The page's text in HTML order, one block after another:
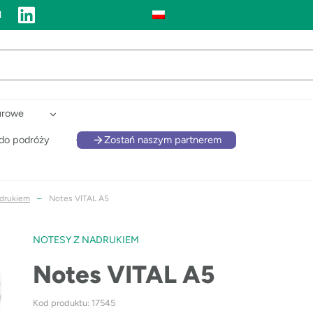
podróży Zostań naszym partnerem
– Notes VITAL A5
NOTESY Z NADRUKIEM
Notes VITAL A5
Kod produktu: 17545